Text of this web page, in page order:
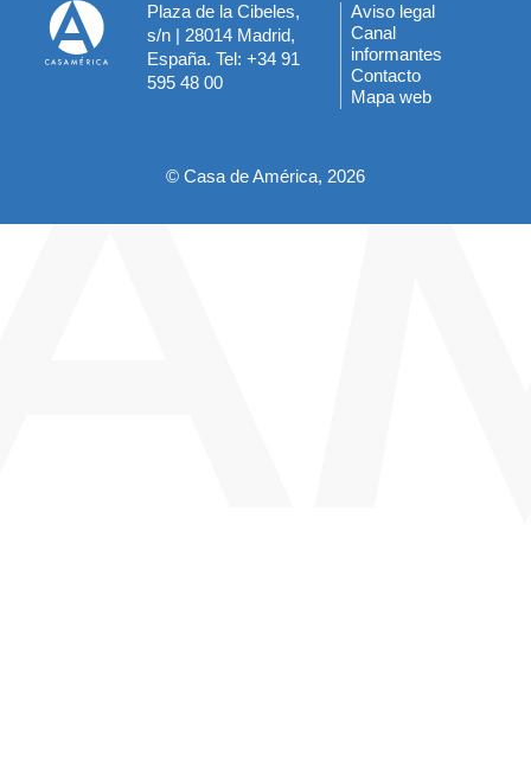
Plaza de la Cibeles,
s/n | 28014 Madrid,
España. Tel: +34 91
595 48 00
Menú
del
pie
Aviso legal
Canal
informantes
Contacto
Mapa web
© Casa de América, 2026